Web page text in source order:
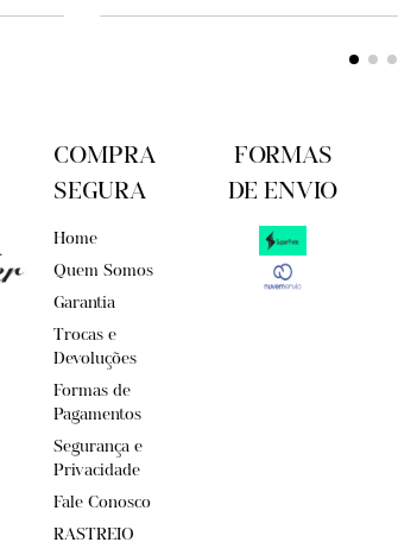
COMPRA
SEGURA
Home
Quem Somos
Garantia
Trocas e
Devoluções
Formas de
Pagamentos
Segurança e
Privacidade
Fale Conosco
RASTREIO
FORMAS
DE ENVIO